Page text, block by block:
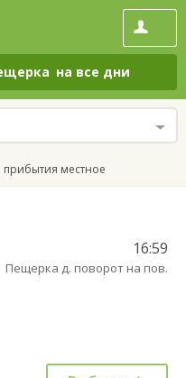
на все дни
местное
16:59
Пещерка д. поворот на пов.